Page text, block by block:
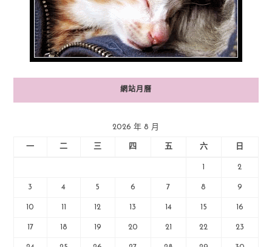
網站月曆
2026 年 8 月
一 二 三 四 五 六 日
2
3 4 5 6 7 8 9
10 12 13 14 15 16
17 18 19 20 21 22 23